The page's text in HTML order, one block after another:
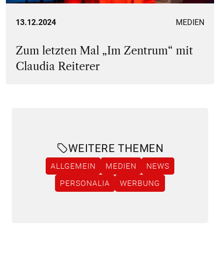
13.12.2024 MEDIEN
Zum letzten Mal „Im Zentrum“ mit
Claudia Reiterer
WEITERE THEMEN
ALLGEMEIN MEDIEN
NEWS
PERSONALIA
WERBUNG